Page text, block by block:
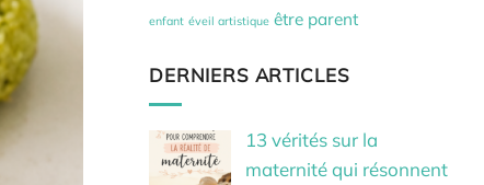
enfant éveil artistique être parent
DERNIERS ARTICLES
13 vérités sur la
maternité qui résonnent